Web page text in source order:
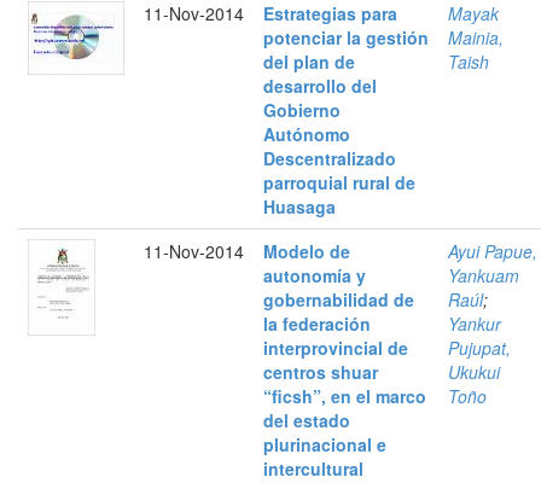
11-Nov-2014
Estrategias para
potenciar la gestión
del plan de
desarrollo del
Gobierno
Autónomo
Descentralizado
parroquial rural de
Huasaga
Mayak
Mainia,
Taish
11-Nov-2014
Modelo de
autonomía y
gobernabilidad de
la federación
interprovincial de
centros shuar
“ficsh”, en el marco
del estado
plurinacional e
intercultural
Ayui Papue,
Yankuam
Raúl;
Yankur
Pujupat,
Ukukui
Toño